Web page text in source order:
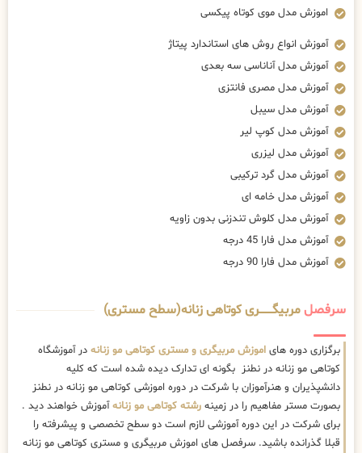
اموزش مدل موی کوتاه پیکسی
آموزش انواع روش های استاندارد پیتاژ
آموزش مدل آناناسی سه بعدی
آموزش مدل مصری فانتزی
آموزش مدل سیبل
آموزش مدل کوپ لیر
آموزش مدل لیزری
آموزش مدل گرد ترکیبی
آموزش مدل خامه ای
آموزش مدل کلوش تندزنی بدون زاویه
آموزش مدل فارا 45 درجه
آموزش مدل فارا 90 درجه
سرفصلمربیگــــــــری کوتاهی زنانه(سطح مستری)
برگزاری دوره های اموزش مربیگری و مستری کوتاهی مو زنانه در آموزشگاه
کوتاهی مو زنانه در نطنز بگونه ای تدارک دیده شده است که کلیه
دانشپذیران و هنرآموزان با شرکت در دوره اموزشی کوتاهی مو زنانه در نطنز
بصورت مستر مفاهیم را در زمینه رشته کوتاهی مو زنانهآموزش خواهند دید .
برای شرکت در این دوره آموزشی لازم است دو سطح تخصصی و پیشرفته را
قبلا گذرانده باشید. سرفصل های اموزش مربیگری و مستری کوتاهی مو زنانه